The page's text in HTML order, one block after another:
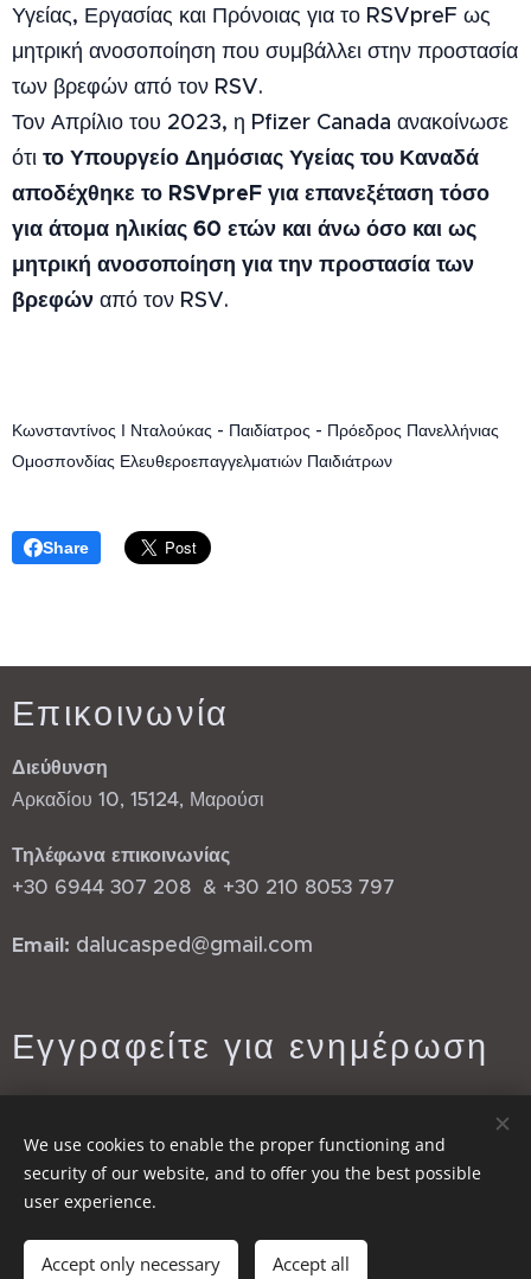
Υγείας, Εργασίας και Πρόνοιας για το RSVpreF ως
μητρική ανοσοποίηση που συμβάλλει στην προστασία
των βρεφών από τον RSV.
Τον Απρίλιο του 2023, η Pfizer Canada ανακοίνωσε
ότι το Υπουργείο Δημόσιας Υγείας του Καναδά
αποδέχθηκε το RSVpreF για επανεξέταση τόσο
για άτομα ηλικίας 60 ετών και άνω όσο και ως
μητρική ανοσοποίηση για την προστασία των
βρεφών από τον RSV.
Κωνσταντίνος Ι Νταλούκας - Παιδίατρος - Πρόεδρος Πανελλήνιας
Ομοσπονδίας Ελευθεροεπαγγελματιών Παιδιάτρων
Share
Επικοινωνία
Διεύθυνση
Αρκαδίου 10, 15124, Μαρούσι
Τηλέφωνα επικοινωνίας
+30 6944 307 208 & +30 210 8053 797
Email: dalucasped@gmail.com
Εγγραφείτε για ενημέρωση
Email:
Send
We use cookies to enable the proper functioning and
security of our website, and to offer you the best possible
user experience.
Accept only necessary Accept all